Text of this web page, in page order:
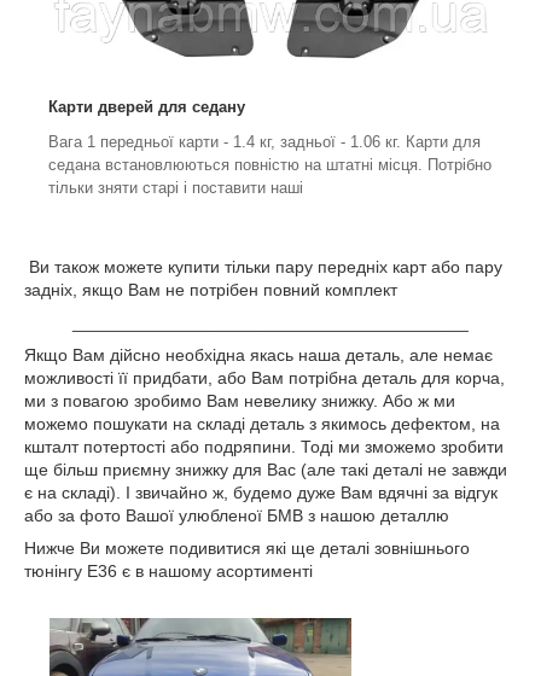
Карти дверей для седану
Вага 1 передньої карти - 1.4 кг, задньої - 1.06 кг. Карти для
седана встановлюються повністю на штатні місця. Потрібно
тільки зняти старі і поставити наші
Ви також можете купити тільки пару передніх карт або пару
задніх, якщо Вам не потрібен повний комплект
Якщо Вам дійсно необхідна якась наша деталь, але немає
можливості її придбати, або Вам потрібна деталь для корча,
ми з повагою зробимо Вам невелику знижку. Або ж ми
можемо пошукати на складі деталь з якимось дефектом, на
кшталт потертості або подряпини. Тоді ми зможемо зробити
ще більш приємну знижку для Вас (але такі деталі не завжди
є на складі). І звичайно ж, будемо дуже Вам вдячні за відгук
або за фото Вашої улюбленої БМВ з нашою деталлю
Нижче Ви можете подивитися які ще деталі зовнішнього
тюнінгу Е36 є в нашому асортименті